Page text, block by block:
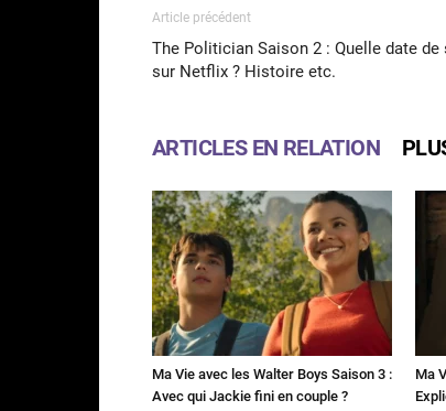
Article précédent
The Politician Saison 2 : Quelle date de
sur Netflix ? Histoire etc.
ARTICLES EN RELATION
Ma Vie avec les Walter Boys Saison 3 :
Avec qui Jackie fini en couple ?
Ma